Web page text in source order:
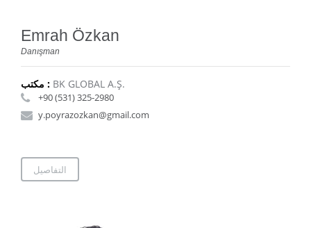
Emrah Özkan
Danışman
مكتب : BK GLOBAL A.Ş.
+90 (531) 325-2980
y.poyrazozkan@gmail.com
التفاصيل